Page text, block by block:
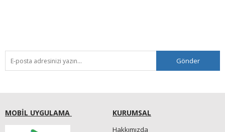
Gönder
MOBİL UYGULAMA KURUMSAL
Hakkımızda